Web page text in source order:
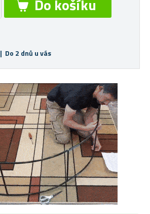
| Do 2 dnů u vás